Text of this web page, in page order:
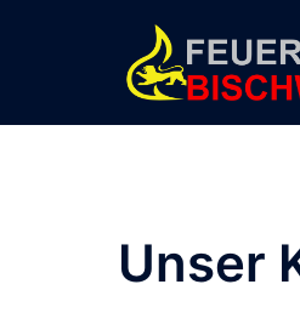
Unser